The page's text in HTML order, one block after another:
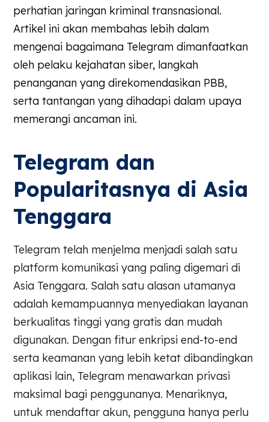
perhatian jaringan kriminal transnasional.
Artikel ini akan membahas lebih dalam
mengenai bagaimana Telegram dimanfaatkan
oleh pelaku kejahatan siber, langkah
penanganan yang direkomendasikan PBB,
serta tantangan yang dihadapi dalam upaya
memerangi ancaman ini.
Telegram dan
Popularitasnya di Asia
Tenggara
Telegram telah menjelma menjadi salah satu
platform komunikasi yang paling digemari di
Asia Tenggara. Salah satu alasan utamanya
adalah kemampuannya menyediakan layanan
berkualitas tinggi yang gratis dan mudah
digunakan. Dengan fitur enkripsi end-to-end
serta keamanan yang lebih ketat dibandingkan
aplikasi lain, Telegram menawarkan privasi
maksimal bagi penggunanya. Menariknya,
untuk mendaftar akun, pengguna hanya perlu